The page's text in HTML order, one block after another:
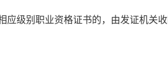
应级别职业资格证书的，由发证机关